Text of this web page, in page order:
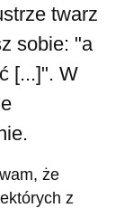
twarz
sobie: "a
[...]". W
że
z